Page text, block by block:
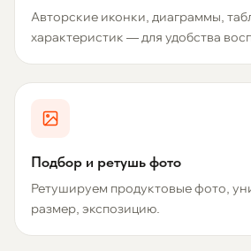
Авторские иконки, диаграммы,
характеристик — для удобства
Подбор и ретушь фото
Ретушируем продуктовые фото,
размер, экспозицию.